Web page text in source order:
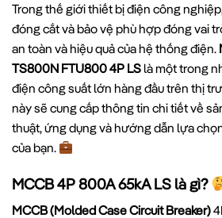
Trong thế giới thiết bị điện công
đóng cắt và bảo vệ phù hợp đóng vai
an toàn và hiệu quả của hệ thống điện.
TS800N FTU800 4P LS là một trong
điện công suất lớn hàng đầu trên thị
này sẽ cung cấp thông tin chi tiết về
thuật, ứng dụng và hướng dẫn lựa
của bạn.
MCCB 4P 800A 65kA LS là gì?
MCCB (Molded Case Circuit Breaker)